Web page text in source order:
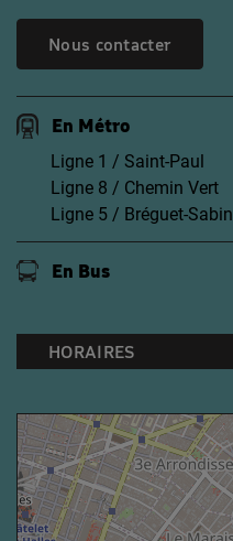
Nous contacter
En Métro
Ligne 1 / Saint-Paul
Ligne 8 / Chemin Vert
Ligne 5 / Bréguet-Sabin
En Bus
HORAIRES